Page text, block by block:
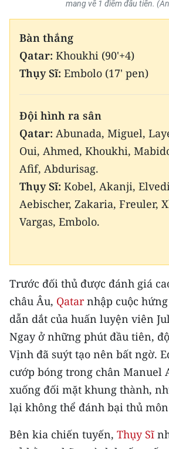
mang về 1 điểm đầu tiên.
Bàn thắng
Qatar: Khoukhi (90'+4)
Thụy Sĩ: Embolo (17' pen)
Đội hình ra sân
Qatar: Abunada, Miguel,
Oui, Ahmed, Khoukhi,
Afif, Abdurisag.
Thụy Sĩ: Kobel, Akanji,
Aebischer, Zakaria, Freuler,
Vargas, Embolo.
Trước đối thủ được đánh giá
châu Âu, Qatarnhập cuộc
dẫn dắt của huấn luyện viên
Ngay ở những phút đầu tiên,
Vịnh đã suýt tạo nên bất ngờ.
cướp bóng trong chân Manuel
xuống đối mặt khung thành,
lại không thể đánh bại thủ
Bên kia chiến tuyến, Thụy Sĩ